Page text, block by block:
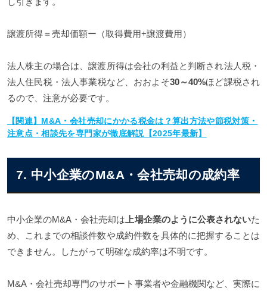
譲渡所得＝売却価額ー（取得費用+譲渡費用）
法人株主の場合は、譲渡所得は会社の利益と判断され法人税・
法人住民税・法人事業税など、おおよそ30～40%ほど課税され
るので、注意が必要です。
【関連】M&A・会社売却にかかる税金は？算出方法や節税対策・
注意点・相談先を専門家が徹底解説【2025年最新】
7. 中小企業のM&A・会社売却の成約率
中小企業のM&A・会社売却は 上場企業のように公表されないた
め、これまでの相談件数や成約件数を具体的に把握することは
できません。したがって明確な成約率は不明です。
M&A・会社売却専門のサポート事業者や金融機関など、実際に